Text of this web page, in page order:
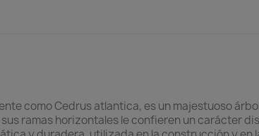
como Cedrus atlantica, es un majestuoso
ramas horizontales le confieren un carácter